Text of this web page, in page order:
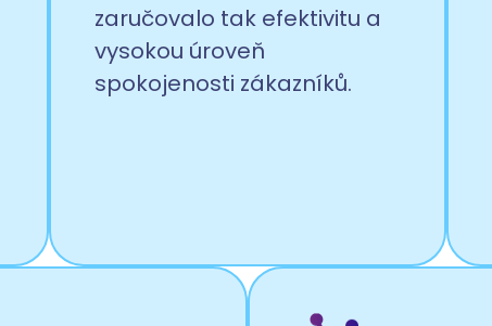
zaručovalo tak efektivitu a
vysokou úroveň
spokojenosti zákazníků.